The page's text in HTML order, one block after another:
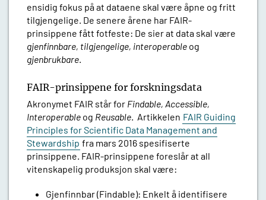
ensidig fokus på at dataene skal være åpne og fritt
tilgjengelige. De senere årene har FAIR-
prinsippene fått fotfeste: De sier at data skal være
gjenfinnbare, tilgjengelige, interoperable og
gjenbrukbare.
FAIR-prinsippene for forskningsdata
Akronymet FAIR står for Findable, Accessible,
Interoperable og Reusable. Artikkelen FAIR Guiding
Principles for Scientific Data Management and
Stewardship fra mars 2016 spesifiserte
prinsippene. FAIR-prinsippene foreslår at all
vitenskapelig produksjon skal være:
Gjenfinnbar (Findable): Enkelt å identifisere